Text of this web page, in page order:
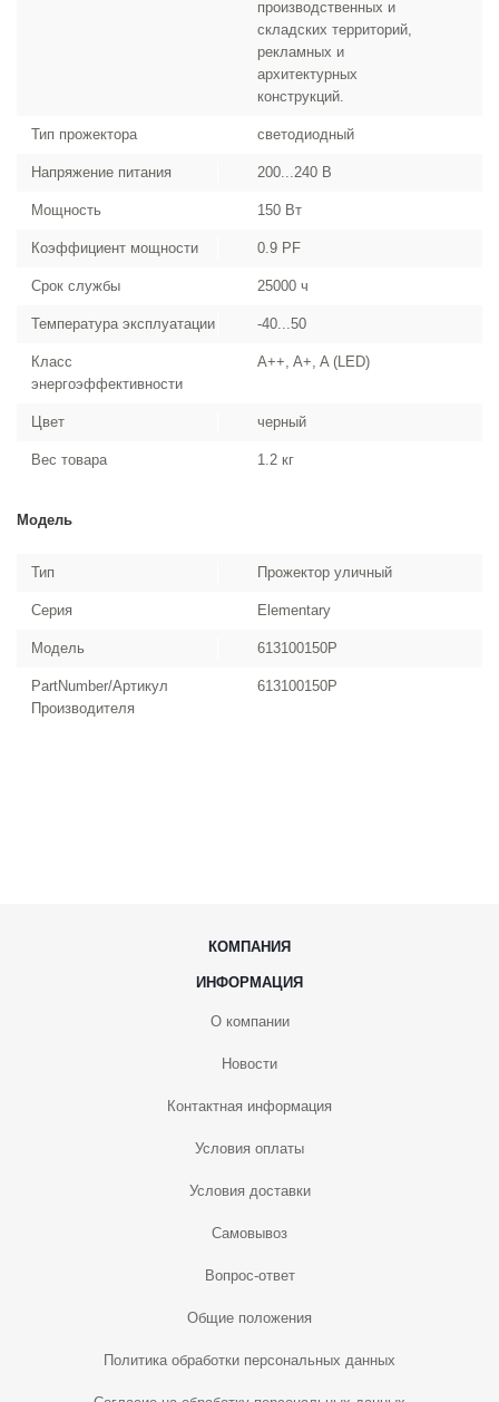
производственных и
складских территорий,
рекламных и
архитектурных
конструкций.
Тип прожектора светодиодный
Напряжение питания 200...240 В
Мощность 150 Вт
Коэффициент мощности 0.9 PF
Срок службы 25000 ч
Температура эксплуатации -40...50
Класс
энергоэффективности
A++, A+, A (LED)
Цвет черный
Вес товара 1.2 кг
Модель
Тип Прожектор уличный
Серия Elementary
Модель 613100150P
PartNumber/Артикул
Производителя
613100150P
КОМПАНИЯ
ИНФОРМАЦИЯ
О компании
Новости
Контактная информация
Условия оплаты
Условия доставки
Самовывоз
Вопрос-ответ
Общие положения
Политика обработки персональных данных